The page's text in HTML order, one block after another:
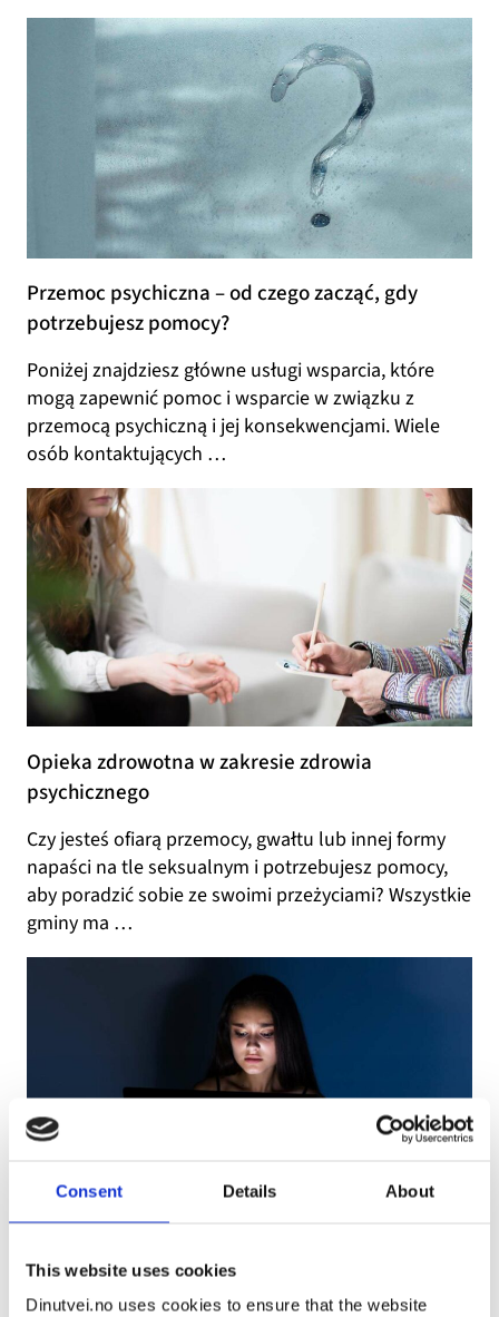
Consent Details About
This website uses cookies
Dinutvei.no uses cookies to ensure that the website
Przemoc psychiczna – od czego zacząć, gdy
potrzebujesz pomocy?
Poniżej znajdziesz główne usługi wsparcia, które
mogą zapewnić pomoc i wsparcie w związku z
przemocą psychiczną i jej konsekwencjami. Wiele
osób kontaktujących …
Opieka zdrowotna w zakresie zdrowia
psychicznego
Czy jesteś ofiarą przemocy, gwałtu lub innej formy
napaści na tle seksualnym i potrzebujesz pomocy,
aby poradzić sobie ze swoimi przeżyciami? Wszystkie
gminy ma …
Co to jest Slettmeg.no?
Jeżeli w Internecie znajdują się zdjęcia, filmy lub
informacje o Tobie, które chcesz usunąć, możesz